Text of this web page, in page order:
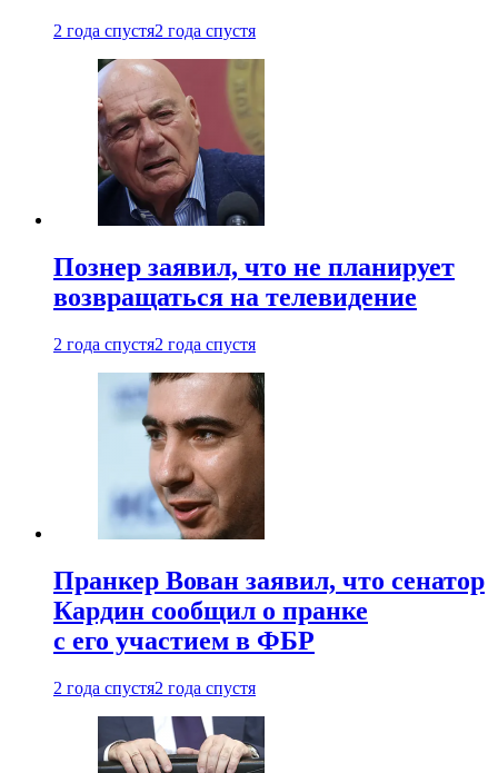
2 года спустя2 года спустя
Познер заявил, что не планирует
возвращаться на телевидение
2 года спустя2 года спустя
Пранкер Вован заявил, что сенатор
Кардин сообщил о пранке
с его участием в ФБР
2 года спустя2 года спустя